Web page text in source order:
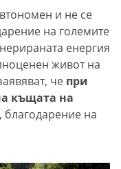
и не се
на големите
енергия
живот на
че при
къщата на
, благодарение на